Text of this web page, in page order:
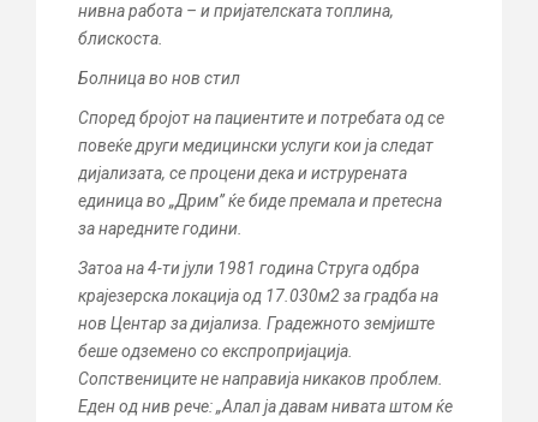
нивна работа – и пријателската топлина,
блискоста.
Болница во нов стил
Според бројот на пациентите и потребата од се
повеќе други медицински услуги кои ја следат
дијализата, се процени дека и иструрената
единица во „Дрим’’ ќе биде премала и претесна
за наредните години.
Затоа на 4-ти јули 1981 година Струга одбра
крајезерска локација од 17.030м2 за градба на
нов Центар за дијализа. Градежното земјиште
беше одземено со експропријација.
Сопствениците не направија никаков проблем.
Еден од нив рече: „Алал ја давам нивата штом ќе